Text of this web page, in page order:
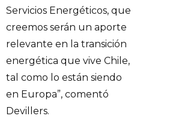
Servicios Energéticos, que
creemos serán un aporte
relevante en la transición
energética que vive Chile,
tal como lo están siendo
en Europa”, comentó
Devillers.